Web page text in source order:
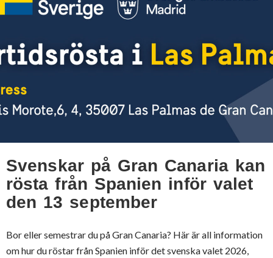
Svenskar på Gran Canaria kan
rösta från Spanien inför valet
den 13 september
Bor eller semestrar du på Gran Canaria? Här är all information
om hur du röstar från Spanien inför det svenska valet 2026,